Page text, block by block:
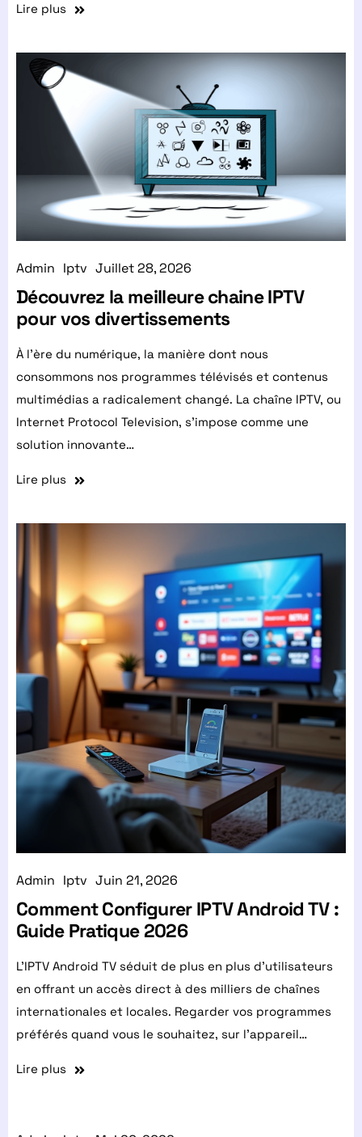
Lire plus
Admin Iptv Juillet 28, 2026
Découvrez la meilleure chaine IPTV
pour vos divertissements
À l’ère du numérique, la manière dont nous
consommons nos programmes télévisés et contenus
multimédias a radicalement changé. La chaîne IPTV, ou
Internet Protocol Television, s’impose comme une
solution innovante…
Lire plus
Admin Iptv Juin 21, 2026
Comment Configurer IPTV Android TV :
Guide Pratique 2026
L'IPTV Android TV séduit de plus en plus d'utilisateurs
en offrant un accès direct à des milliers de chaînes
internationales et locales. Regarder vos programmes
préférés quand vous le souhaitez, sur l'appareil…
Lire plus